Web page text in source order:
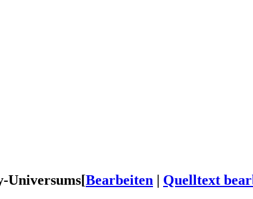
Universums[Bearbeiten | Quelltext